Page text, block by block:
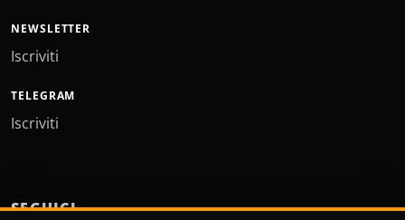
NEWSLETTER
Iscriviti
TELEGRAM
Iscriviti
SEGUICI